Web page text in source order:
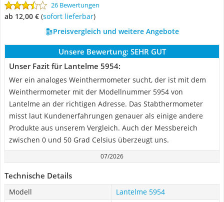
26 Bewertungen
ab 12,00 € ( Sofort lieferbar)
Preisvergleich und weitere Angebote
Unsere Bewertung: SEHR GUT
Unser Fazit für Lantelme 5954:
Wer ein analoges Weinthermometer sucht, der ist mit dem
Weinthermometer mit der Modellnummer 5954 von
Lantelme an der richtigen Adresse. Das Stabthermometer
misst laut Kundenerfahrungen genauer als einige andere
Produkte aus unserem Vergleich. Auch der Messbereich
zwischen 0 und 50 Grad Celsius überzeugt uns.
07/2026
Technische Details
Modell
Lantelme 5954